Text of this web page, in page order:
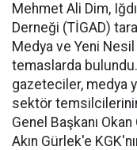
Mehmet Ali Dim,
Derneği (TİGAD)
Medya ve Yeni
temaslarda
gazeteciler, medya
sektör temsilcilerinin
Genel Başkanı
Akın Gürlek'e